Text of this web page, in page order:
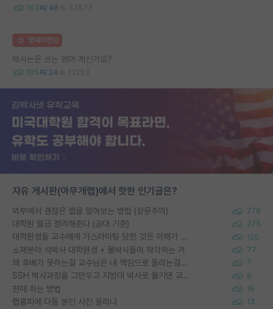
163 48 33873
명예의전당
박사논문 쓰는 엄마 계신가요?
105 24 13253
자유 게시판(아무개랩)에서 핫한 인기글은?
외부에서 괜찮은 랩을 알아보는 방법 (장문주의) 276
대학원 월급 정리해준다 (공대 기준) 275
대학원생들 교수에게 가스라이팅 당한 것은 이해가 갑니다. 안타깝네요. 120
소재분야 석박사 대학원생 + 물박사들이 착각하는 거 77
왜 후배가 못하는걸 교수님은 내 책임으로 돌리는걸까요? 7
SSH 박사과정을 그만두고 지방대 박사로 옮기면 교수의 꿈은 끝일까요? 9
편애 하는 방법 16
랩홈피에 다들 본인 사진 올리냐 13